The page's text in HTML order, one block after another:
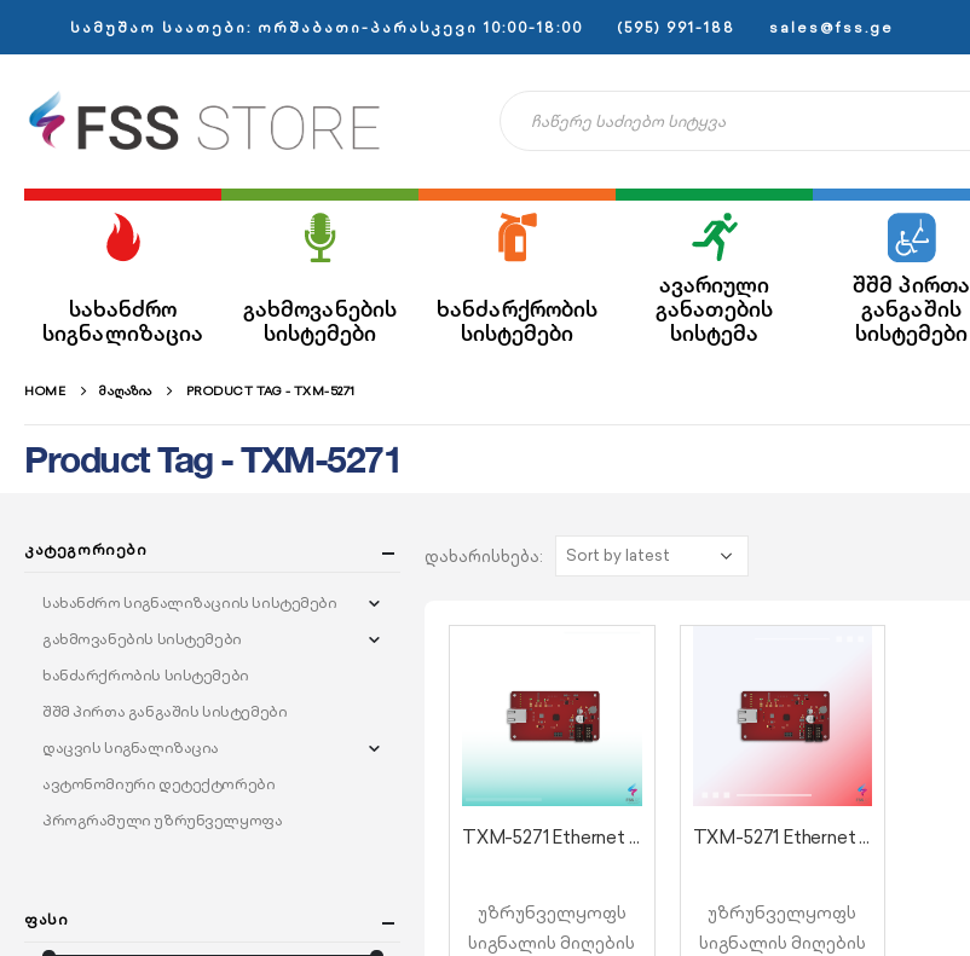
სამუშაო საათები: ორშაბათი-პარასკევი 10:00-18:00 (595) 991-188 sales@fss.ge
სახანძრო
სიგნალიზაცია
გახმოვანების
სისტემები
ხანძარქრობის
სისტემები
ავარიული
განათების
სისტემა
შშმ პირთა
განგაშის
სისტემები
HOME ᲛᲐᲦᲐᲖᲘᲐ PRODUCT TAG - TXM-5271
Product Tag - TXM-5271
დახარისხება:
TXM-5271 Ethernet ქსელის მოდული
უზრუნველყოფს
სიგნალის მიღების
TXM-5271 Ethernet ქსელის მოდული
უზრუნველყოფს
სიგნალის მიღების
Კატეგორიები
სახანძრო სიგნალიზაციის სისტემები
გახმოვანების სისტემები
ხანძარქრობის სისტემები
შშმ პირთა განგაშის სისტემები
დაცვის სიგნალიზაცია
ავტონომიური დეტექტორები
პროგრამული უზრუნველყოფა
Ფასი